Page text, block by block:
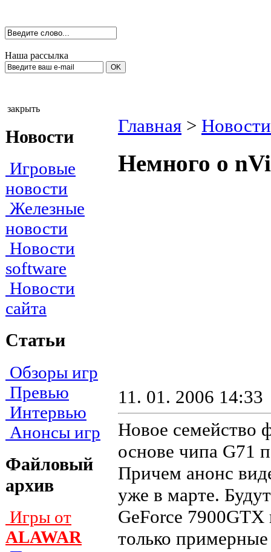
Наша рассылка
закрыть
Новости
Игровые
новости
Железные
новости
Новости
software
Новости
сайта
Статьи
Обзоры игр
Превью
Интервью
Анонсы игр
Файловый
архив
Игры от
ALAWAR
Главная >
Немного о
11. 01. 2006 14:33
Новое семейство
основе чипа G71
Причем анонс
уже в марте.
GeForce
только